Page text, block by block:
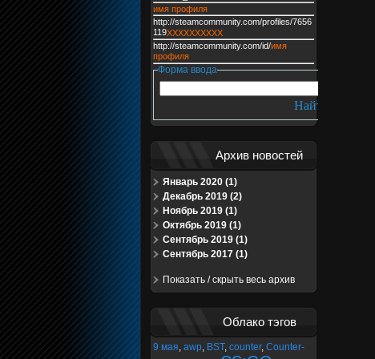
имя профиля
http://steamcommunity.com/profiles/7656
119XXXXXXXXXX
http://steamcommunity.com/id/имя
профиля
Форма ввода
Архив новостей
Январь 2020 (1)
Декабрь 2019 (2)
Ноябрь 2019 (1)
Октябрь 2019 (1)
Сентябрь 2019 (1)
Сентябрь 2017 (1)
Показать / скрыть весь архив
Облако тэгов
9 мая, awp, BST, counter, Counter-